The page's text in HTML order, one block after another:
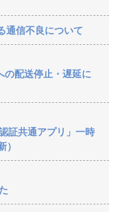
通信不良について
の配送停止・遅延に
証共通アプリ」一時